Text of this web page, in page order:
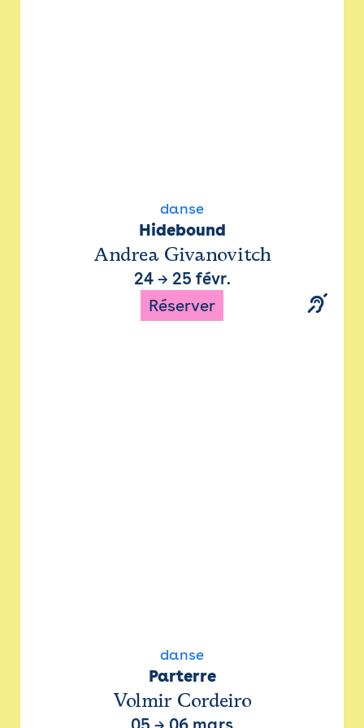
danse
Hidebound
Andrea Givanovitch
24→ 25 févr.
Réserver
danse
Parterre
Volmir Cordeiro